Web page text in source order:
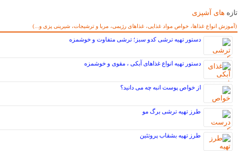
تازه های آشپزی
(آموزش انواع غذاها، خواص مواد غذایی، غذاهای رژیمی، مربا و ترشیجات، شیرینی پزی و...)
سایر مطالب آشپزی
دستور تهیه ترشی کدو سبز؛ ترشی متفاوت و خوشمزه
دستور تهیه انواع غذاهای آبکی ، مقوی و خوشمزه
از خواص پوست انبه چه می دانید؟
طرز تهیه ترشی برگ مو
طرز تهیه بشقاب پروتئین